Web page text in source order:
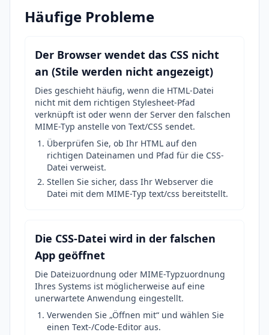
Häufige Probleme
Der Browser wendet das CSS nicht
an (Stile werden nicht angezeigt)
Dies geschieht häufig, wenn die HTML-Datei
nicht mit dem richtigen Stylesheet-Pfad
verknüpft ist oder wenn der Server den falschen
MIME-Typ anstelle von Text/CSS sendet.
Überprüfen Sie, ob Ihr HTML auf den
richtigen Dateinamen und Pfad für die CSS-
Datei verweist.
Stellen Sie sicher, dass Ihr Webserver die
Datei mit dem MIME-Typ text/css bereitstellt.
Die CSS-Datei wird in der falschen
App geöffnet
Die Dateizuordnung oder MIME-Typzuordnung
Ihres Systems ist möglicherweise auf eine
unerwartete Anwendung eingestellt.
Verwenden Sie „Öffnen mit“ und wählen Sie
einen Text-/Code-Editor aus.